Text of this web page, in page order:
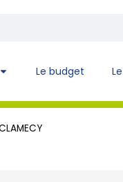
Le budget